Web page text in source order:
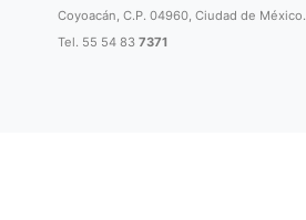
Coyoacán, C.P. 04960, Ciudad de México.
Tel. 55 54 837371